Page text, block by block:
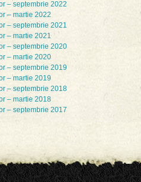
– septembrie 2022
– martie 2022
– septembrie 2021
– martie 2021
– septembrie 2020
– martie 2020
– septembrie 2019
– martie 2019
– septembrie 2018
– martie 2018
– septembrie 2017